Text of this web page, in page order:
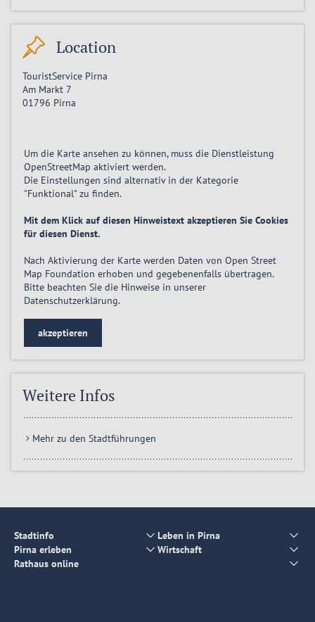
Location
TouristService Pirna
Am Markt 7
01796 Pirna
Um die Karte ansehen zu können, muss die Dienstleistung
OpenStreetMap aktiviert werden.
Die Einstellungen sind alternativ in der Kategorie
"Funktional" zu finden.
Mit dem Klick auf diesen Hinweistext akzeptieren Sie Cookies
für diesen Dienst.
Nach Aktivierung der Karte werden Daten von Open Street
Map Foundation erhoben und gegebenenfalls übertragen.
Bitte beachten Sie die Hinweise in unserer
Datenschutzerklärung.
akzeptieren
Weitere Infos
Mehr zu den Stadtführungen
Stadtinfo
Leben in Pirna
Pirna erleben
Wirtschaft
Rathaus online